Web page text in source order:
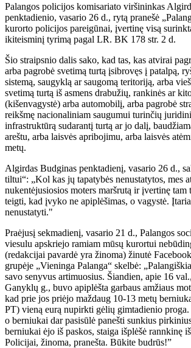
Palangos policijos komisariato viršininkas
penktadienio, vasario 26 d., rytą pranešė
kurorto policijos pareigūnai, įvertinę visą
ikiteisminį tyrimą pagal LR. BK 178 str. 2 d.
Šio straipsnio dalis sako, kad tas, kas atvirai
arba pagrobė svetimą turtą įsibrovęs į patalpą,
sistemą, saugyklą ar saugomą teritoriją, arba
svetimą turtą iš asmens drabužių, rankinės ar
(kišenvagystė) arba automobilį, arba pagrobė
reikšmę nacionaliniam saugumui turinčių
infrastruktūrą sudarantį turtą ar jo dalį,
areštu, arba laisvės apribojimu, arba laisvės
metų.
Algirdas Budginas penktadienį, vasario 26 d.,
tiltui“: „Kol kas jų tapatybės nenustatytos, mes
nukentėjusiosios moters maršrutą ir įvertinę tam
teigti, kad įvyko ne apiplėšimas, o vagystė.
nenustatyti."
Praėjusį sekmadienį, vasario 21 d., Palangos
viesulu apskriejo ramiam mūsų kurortui
(redakcijai pavardė yra žinoma) žinutė
grupėje „Vieninga Palanga“ skelbė:
savo senyvus artimuosius. Šiandien, apie 16
Ganyklų g., buvo apiplėšta garbaus amžiaus
kad prie jos priėjo maždaug 10-13 metų
PT) vieną eurą nupirkti gėlių gimtadienio proga.
o berniukai dar pasisūlė panešti sunkius
berniukai ėjo iš paskos, staiga išplėšė rannkinę
Policijai, žinoma, pranešta. Būkite budrūs!”